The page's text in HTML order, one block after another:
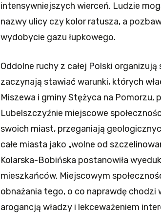
intensywniejszych wierceń. Ludzie
nazwy ulicy czy kolor ratusza, a
wydobycie gazu łupkowego.
Oddolne ruchy z całej Polski
zaczynają stawiać warunki, których
Miszewa i gminy Stężyca na Pomorzu,
Lubelszczyźnie miejscowe
swoich miast, przeganiają
całe miasta jako „wolne od
Kolarska-Bobińska postanowiła
mieszkańców. Miejscowym
obnażania tego, o co naprawdę chodzi
arogancją władzy i lekceważeniem